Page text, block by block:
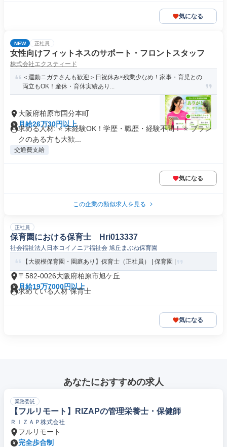
気になる
NEW 正社員
女性向けフィットネスのサポート・フロントスタッフ
株式会社エクスティード
＜運動ニガテさんも歓迎＞日祝休み×残業少なめ！家事・育児との
両立もOK！産休・育休実績あり...
大阪府柏原市国分本町
月給26万30円以上
求める人材: ⭐ 未経験OK！学歴・職歴・経験不問！ ⭐ ブラン
クのある方も大歓...
交通費支給
気になる
この企業の類似求人を見る
正社員
保育園における保育士 Hri013337
社会福祉法人日本コイノニア福祉会 旭丘まぶね保育園
【大規模保育園・園庭あり】保育士（正社員） | 保育園 |
〒582-0026大阪府柏原市旭ケ丘
月給19万7000円以上
求めている人材 保育士
気になる
あなたにおすすめの求人
業務委託
【フルリモート】RIZAPの管理栄養士・保健師
ＲＩＺＡＰ株式会社
フルリモート
完全歩合制